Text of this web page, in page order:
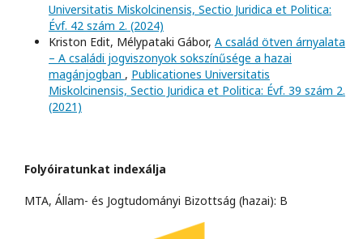
Universitatis Miskolcinensis, Sectio Juridica et Politica:
Évf. 42 szám 2. (2024)
Kriston Edit, Mélypataki Gábor, A család ötven árnyalata
– A családi jogviszonyok sokszínűsége a hazai
magánjogban , Publicationes Universitatis
Miskolcinensis, Sectio Juridica et Politica: Évf. 39 szám 2.
(2021)
Folyóiratunkat indexálja
MTA, Állam- és Jogtudományi Bizottság (hazai): B